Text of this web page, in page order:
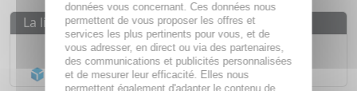
La livraison
Livraison gratuite dès55€
Acheminement Chronoposten 24h*
données vous concernant. Ces données nous
permettent de vous proposer les offres et
services les plus pertinents pour vous, et de
vous adresser, en direct ou via des partenaires,
des communications et publicités personnalisées
et de mesurer leur efficacité. Elles nous
permettent également d'adapter le contenu de